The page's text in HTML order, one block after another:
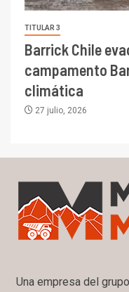
TITULAR 3
Barrick Chile
campamento
climática
27 julio, 2026
Una empresa del